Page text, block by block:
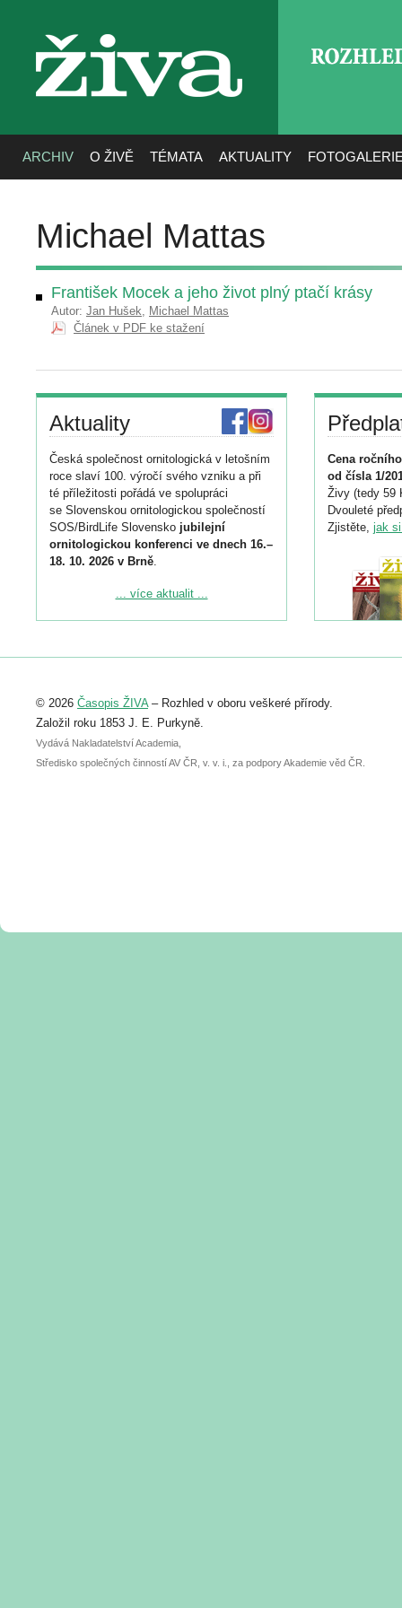
živa
ARCHIV O ŽIVĚ TÉMATA AKTUALITY
Michael Mattas
František Mocek a jeho život plný ptačí krásy
Autor: Jan Hušek, Michael Mattas
Článek v PDF ke stažení
Aktuality
Česká společnost ornitologická v letošním
roce slaví 100. výročí svého vzniku a při
té příležitosti pořádá ve spolupráci
se Slovenskou ornitologickou společností
SOS/BirdLife Slovensko jubilejní
ornitologickou konferenci ve dnech 16.–
18. 10. 2026 v Brně.
Podrobnější informace ke konferenci
Registrovat se můžete do 6. září.
abstraktu přihlášené přednášky nebo
posteru je už 30. června.
... více aktualit ...
Cena
od čísla 1/
Živy (tedy 59
Dvouleté
Zjistěte, jak
© 2026 Časopis ŽIVA– Rozhled v oboru veškeré přírody.
Založil roku 1853 J. E. Purkyně.
Vydává Nakladatelství Academia,
Středisko společných činností AV ČR, v. v. i., za podpory Akademie věd ČR.